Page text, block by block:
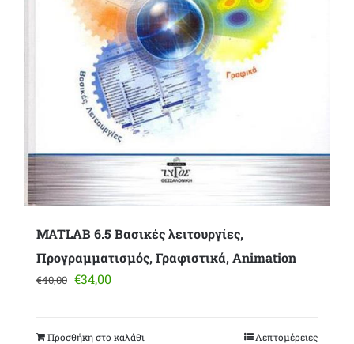
MATLAB 6.5 Βασικές λειτουργίες,
Προγραμματισμός, Γραφιστικά, Animation
€40,00 Original
€40,00.
€34,00Η
είναι:
Προσθήκη στο καλάθι Λεπτομέρειες